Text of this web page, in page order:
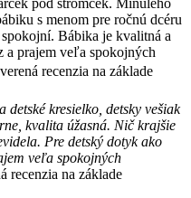
pod stromček. Minulého
s menom pre ročnú dcéru
Bábika je kvalitná a
a prajem veľa spokojných
recenzia na základe
kresielko, detsky vešiak
kvalita úžasná. Nič krajšie
Pre detský dotyk ako
veľa spokojných
recenzia na základe